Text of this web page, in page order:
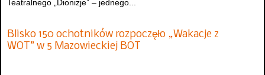
Teatralnego „Dionizje” – jednego...
Blisko 150 ochotników rozpoczęło „Wakacje z
WOT” w 5 Mazowieckiej BOT